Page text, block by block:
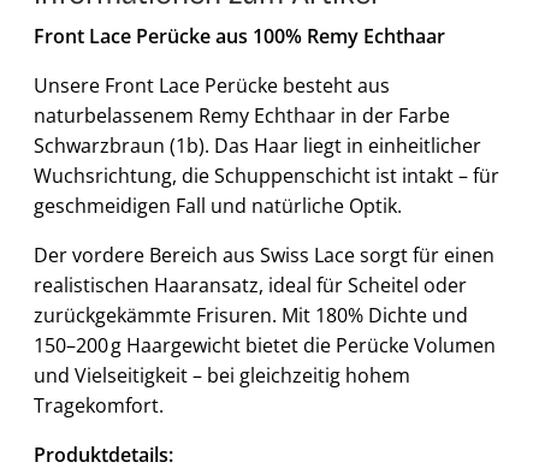
Front Lace Perücke aus 100% Remy Echthaar
Unsere Front Lace Perücke besteht aus
naturbelassenem Remy Echthaar in der Farbe
Schwarzbraun (1b). Das Haar liegt in einheitlicher
Wuchsrichtung, die Schuppenschicht ist intakt – für
geschmeidigen Fall und natürliche Optik.
Der vordere Bereich aus Swiss Lace sorgt für einen
realistischen Haaransatz, ideal für Scheitel oder
zurückgekämmte Frisuren. Mit 180% Dichte und
150–200 g Haargewicht bietet die Perücke Volumen
und Vielseitigkeit – bei gleichzeitig hohem
Tragekomfort.
Produktdetails: